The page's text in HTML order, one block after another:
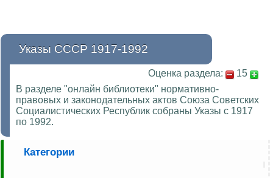
Указы СССР 1917-1992
Оценка раздела:
15
В разделе "онлайн библиотеки" нормативно-
правовых и законодательных актов Союза Советских
Социалистических Республик собраны Указы с 1917
по 1992.
Категории